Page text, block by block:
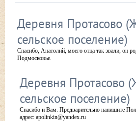
Деревня Протасово
сельское поселение)
Спасибо, Анатолий, моего отца так звали, он
Подмосковье.
Деревня Протасово
сельское поселение)
Спасибо и Вам. Предварительно напишите
адрес: apolinkin@yandex.ru